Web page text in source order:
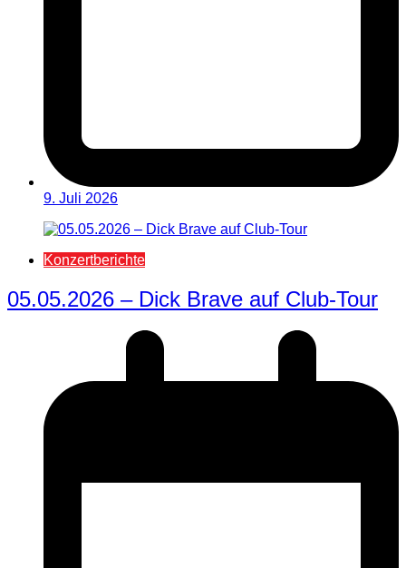
9. Juli 2026
Konzertberichte
05.05.2026 – Dick Brave auf Club-Tour